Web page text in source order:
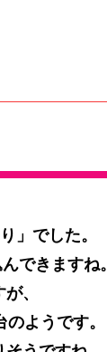
」でした。
できますね。
、
ようです。